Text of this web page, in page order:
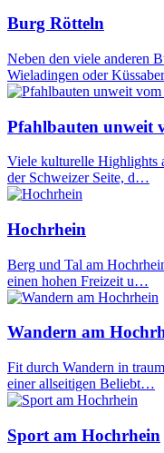
Burg Rötteln
Neben den viele anderen
Wieladingen oder
Pfahlbauten unweit
Viele kulturelle Highlights
der Schweizer Seite, d…
Hochrhein
Berg und Tal am
einen hohen Freizeit u…
Wandern am
Fit durch Wandern in
einer allseitigen Beliebt…
Sport am Hochrhein